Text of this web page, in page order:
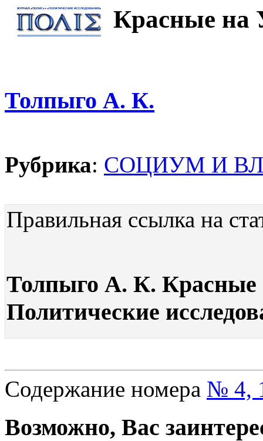
Красные на
Толпыго А. К.
Рубрика: СОЦИУМ И
Правильная ссылка на
Толпыго А. К. Красные
Политические
Содержание номера № 4,
Возможно, Вас